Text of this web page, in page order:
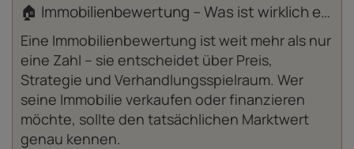
🏠 Immobilienbewertung – Was ist wirklich entscheidend?
Eine Immobilienbewertung ist weit mehr als nur
eine Zahl – sie entscheidet über Preis,
Strategie und Verhandlungsspielraum. Wer
seine Immobilie verkaufen oder finanzieren
möchte, sollte den tatsächlichen Marktwert
genau kennen.